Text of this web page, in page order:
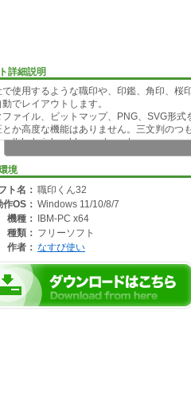
詳細説明
で使用するような職印や、印鑑、角印、桜
でレイアウトします。
ファイル、ビットマップ、PNG、SVG形
とか高度な機能はありません。三文判のつ
shokuinkun.blogspot.com/>
境
ト名： 職印くん32
作OS： Windows 11/10/8/7
機種：
IBM-PC x64
種類： フリーソフト
作者： なすび使い